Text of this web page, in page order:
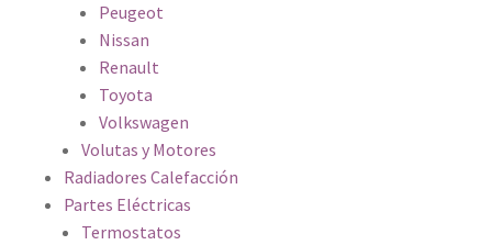
Peugeot
Nissan
Renault
Toyota
Volkswagen
Volutas y Motores
Radiadores Calefacción
Partes Eléctricas
Termostatos